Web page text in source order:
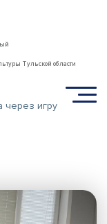
Тульской области
через игру